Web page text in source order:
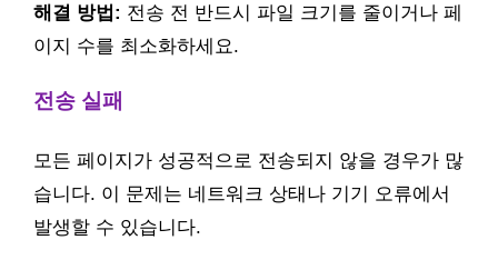
해결 방법: 전송 전 반드시 파일 크기를 줄이거나 페
이지 수를 최소화하세요.
전송 실패
모든 페이지가 성공적으로 전송되지 않을 경우가 많
습니다. 이 문제는 네트워크 상태나 기기 오류에서
발생할 수 있습니다.